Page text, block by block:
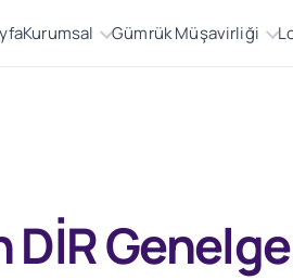
Kurumsal Gümrük Müşavirliği
DİR